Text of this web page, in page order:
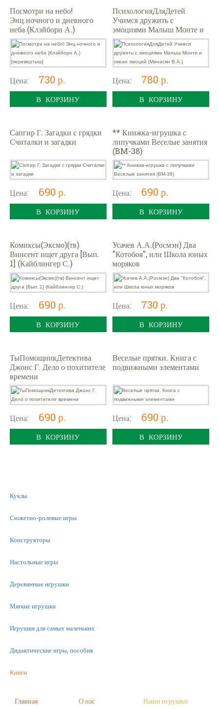
Посмотри на небо!
Энц.ночного и дневного
неба (Клэйборн А.)
[перевертыш]
Цена: 730 р.
В КОРЗИНУ
ПсихологияДляДетей
Учимся дружить с
эмоциями Малыш Монте и
океан эмоций (Минасян
В.А.)
Цена: 780 р.
В КОРЗИНУ
Сапгир Г. Загадки с грядки
Считалки и загадки
Цена: 690 р.
В КОРЗИНУ
** Книжка-игрушка с
липучками Веселые занятия
(BM-38)
Цена: 690 р.
В КОРЗИНУ
Комиксы(Эксмо)(тв)
Винсент ищет друга [Вып.
1] (Кайблингер С.)
Цена: 690 р.
В КОРЗИНУ
Усачев А.А.(Росмэн) Два
"Котобоя", или Школа юных
моряков
Цена: 730 р.
В КОРЗИНУ
ТыПомощникДетектива
Джонс Г. Дело о похитителе
времени
Цена: 690 р.
В КОРЗИНУ
Веселые прятки. Книга с
подвижными элементами
Цена: 690 р.
В КОРЗИНУ
Куклы
Сюжетно-ролевые игры
Конструкторы
Настольные игры
Деревянные игрушки
Мягкие игрушки
Игрушки для самых маленьких
Дидактические игры, пособия
Книги
Главная О нас Наши игрушки